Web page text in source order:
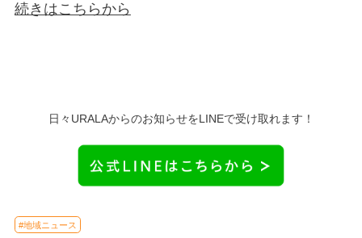
続きはこちらから
日々URALAからのお知らせをLINEで受け取れます！
#地域ニュース